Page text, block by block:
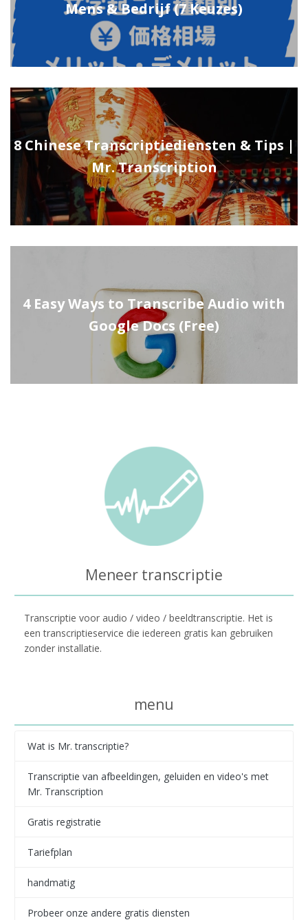
Mens & Bedrijf (7 Keuzes)
8 Chinese Transcriptiediensten & Tips |
Mr. Transcription
4 Easy Ways to Transcribe Audio with
Google Docs (Free)
Meneer transcriptie
Transcriptie voor audio / video / beeldtranscriptie. Het is
een transcriptieservice die iedereen gratis kan gebruiken
zonder installatie.
menu
Wat is Mr. transcriptie?
Transcriptie van afbeeldingen, geluiden en video's met
Mr. Transcription
Gratis registratie
Tariefplan
handmatig
Probeer onze andere gratis diensten